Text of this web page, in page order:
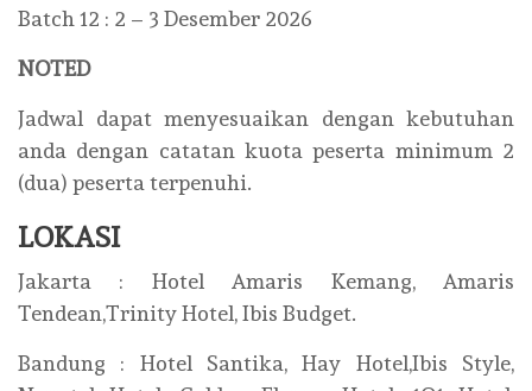
Batch 12 : 2 – 3 Desember 2026
NOTED
Jadwal dapat menyesuaikan dengan kebutuhan
anda dengan catatan kuota peserta minimum 2
(dua) peserta terpenuhi.
LOKASI
Jakarta : Hotel Amaris Kemang, Amaris
Tendean,Trinity Hotel, Ibis Budget.
Bandung : Hotel Santika, Hay Hotel,Ibis Style,